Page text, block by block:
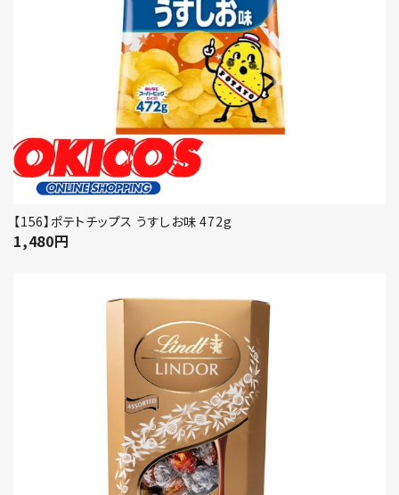
【156】ポテトチップス うすしお味 472g
1,480円